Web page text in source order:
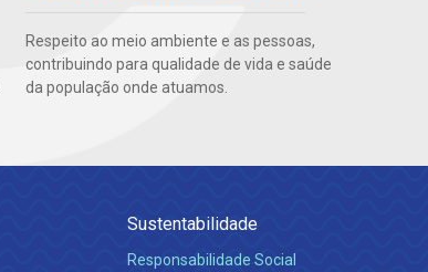
Respeito ao meio ambiente e as pessoas,
contribuindo para qualidade de vida e saúde
da população onde atuamos.
Sustentabilidade
Responsabilidade Social